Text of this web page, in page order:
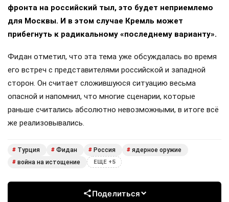
фронта на российский тыл, это будет неприемлемо
для Москвы. И в этом случае Кремль может
прибегнуть к радикальному «последнему варианту».
Фидан отметил, что эта тема уже обсуждалась во время
его встреч с представителями российской и западной
сторон. Он считает сложившуюся ситуацию весьма
опасной и напомнил, что многие сценарии, которые
раньше считались абсолютно невозможными, в итоге всё
же реализовывались.
# Турция # Фидан # Россия # ядерное оружие
# война на истощение ЕЩЕ +5
Поделиться